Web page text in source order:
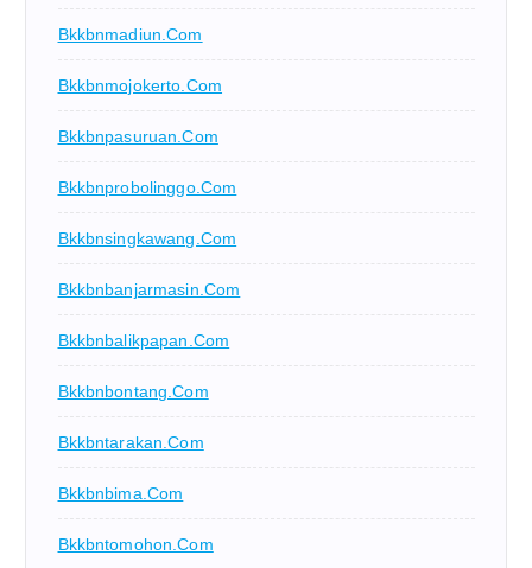
Bkkbnmadiun.com
Bkkbnmojokerto.com
Bkkbnpasuruan.com
Bkkbnprobolinggo.com
Bkkbnsingkawang.com
Bkkbnbanjarmasin.com
Bkkbnbalikpapan.com
Bkkbnbontang.com
Bkkbntarakan.com
Bkkbnbima.com
Bkkbntomohon.com